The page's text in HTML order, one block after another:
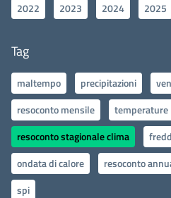
2022
2023 2024 2025
Tag
maltempo precipitazioni
resoconto mensile
temperature
resoconto stagionale clima
ondata di calore
resoconto
spi